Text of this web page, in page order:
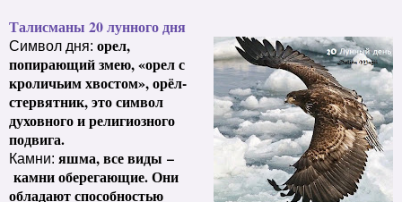
Талисманы 20 лунного дня
Символ дня: орел,
попирающий змею, «орел с
кроличьим хвостом», орёл-
стервятник, это символ
духовного и религиозного
подвига.
Камни: яшма, все виды –
камни оберегающие. Они
обладают способностью